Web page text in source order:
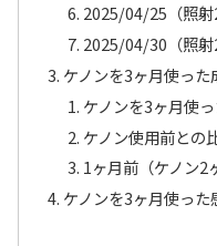
2025/04/25（照射
2025/04/30（照射
ケノンを3ヶ月使っ
ケノンを3ヶ月使
ケノン使用前との
1ヶ月前（ケノン2
ケノンを3ヶ月使った